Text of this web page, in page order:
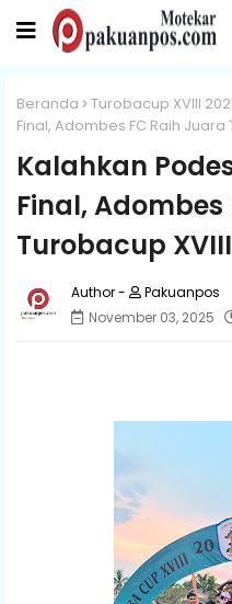
Beranda Turobacup XVIII
Final, Adombes FC Raih Juara
Kalahkan
Final,
Turobacup
Pakuanpos
November 03, 2025